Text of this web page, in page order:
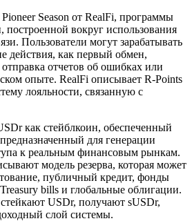
Pioneer Season от RealFi, программы
построенной вокруг использования
Пользователи могут зарабатывать
действия, как первый обмен,
отчетов об ошибках или
опыте. RealFi описывает R-Points
лояльности, связанную с
как стейблкоин, обеспеченный
для генерации
к реальным финансовым рынкам.
модель резерва, которая может
публичный кредит, фонды
bills и глобальные облигации.
USDr, получают sUSDr,
слой системы.